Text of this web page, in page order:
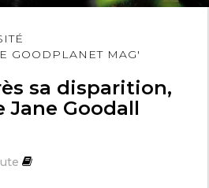
GOODPLANET MAG'
sa disparition,
Jane Goodall